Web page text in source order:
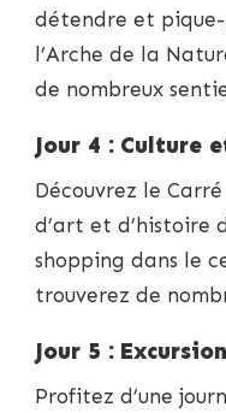
détendre et
l’Arche de la
de nombreux
Jour 4 : Culture
Découvrez le
d’art et d’histoire
shopping dans le
trouverez de
Jour 5 :
Profitez d’une